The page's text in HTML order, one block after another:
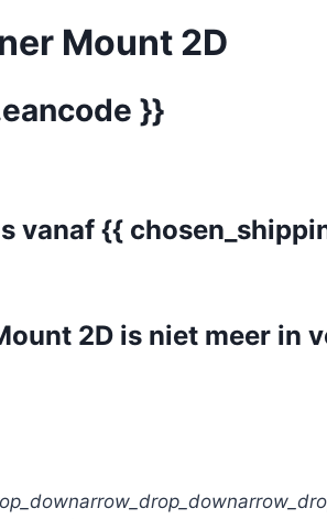
Mount 2D
}}
vanaf {{
2D is niet meer in
arrow_drop_down